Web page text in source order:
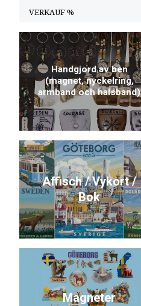
VERKAUF %
Handgjord av ben
(magnet, nyckelring,
armband och halsband)
Affisch / Vykort /
Bok
Magneter